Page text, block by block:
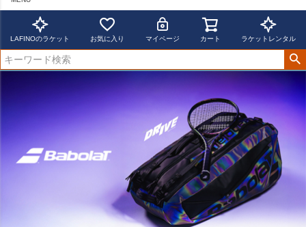
LAFINOのラケット お気に入り マイページ カート ラケットレンタル